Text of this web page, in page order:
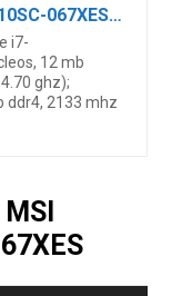
MSI Prestige 14 A10SC-067XES – Ordenador portátil de 14″ FHD (Comet Lake I7-10710U+HM370, 16 GB, RAM, 1 TB SSD, Nvidia GeForce GTX 1650 MAX Q, sin Sistema operativo) – Teclado QWERTY Español
i7-
12 mb
ghz);
ddr4, 2133 mhz